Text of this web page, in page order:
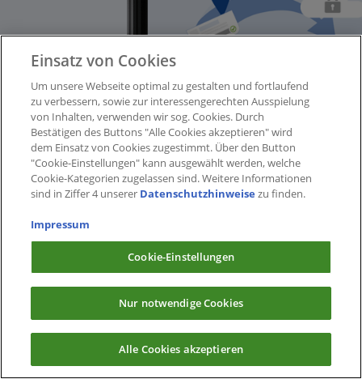
Einsatz von Cookies
Um unsere Webseite optimal zu gestalten und fortlaufend
zu verbessern, sowie zur interessengerechten Ausspielung
von Inhalten, verwenden wir sog. Cookies. Durch
Bestätigen des Buttons "Alle Cookies akzeptieren" wird
dem Einsatz von Cookies zugestimmt. Über den Button
"Cookie-Einstellungen" kann ausgewählt werden, welche
Cookie-Kategorien zugelassen sind. Weitere Informationen
sind in Ziffer 4 unserer Datenschutzhinweise zu finden.
Impressum
Cookie-Einstellungen
Nur notwendige Cookies
Alle Cookies akzeptieren